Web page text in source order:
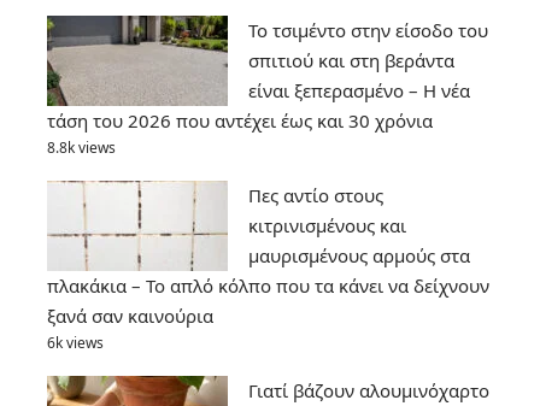
Το τσιμέντο στην είσοδο του
σπιτιού και στη βεράντα
είναι ξεπερασμένο – Η νέα
τάση του 2026 που αντέχει έως και 30 χρόνια
8.8k views
Πες αντίο στους
κιτρινισμένους και
μαυρισμένους αρμούς στα
πλακάκια – Το απλό κόλπο που τα κάνει να δείχνουν
ξανά σαν καινούρια
6k views
Γιατί βάζουν αλουμινόχαρτο